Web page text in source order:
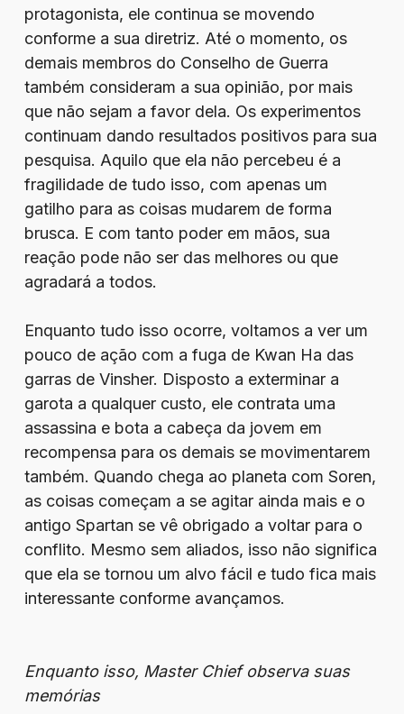
protagonista, ele continua se movendo
conforme a sua diretriz. Até o momento, os
demais membros do Conselho de Guerra
também consideram a sua opinião, por mais
que não sejam a favor dela. Os experimentos
continuam dando resultados positivos para sua
pesquisa. Aquilo que ela não percebeu é a
fragilidade de tudo isso, com apenas um
gatilho para as coisas mudarem de forma
brusca. E com tanto poder em mãos, sua
reação pode não ser das melhores ou que
agradará a todos.
Enquanto tudo isso ocorre, voltamos a ver um
pouco de ação com a fuga de Kwan Ha das
garras de Vinsher. Disposto a exterminar a
garota a qualquer custo, ele contrata uma
assassina e bota a cabeça da jovem em
recompensa para os demais se movimentarem
também. Quando chega ao planeta com Soren,
as coisas começam a se agitar ainda mais e o
antigo Spartan se vê obrigado a voltar para o
conflito. Mesmo sem aliados, isso não significa
que ela se tornou um alvo fácil e tudo fica mais
interessante conforme avançamos.
Enquanto isso, Master Chief observa suas
memórias